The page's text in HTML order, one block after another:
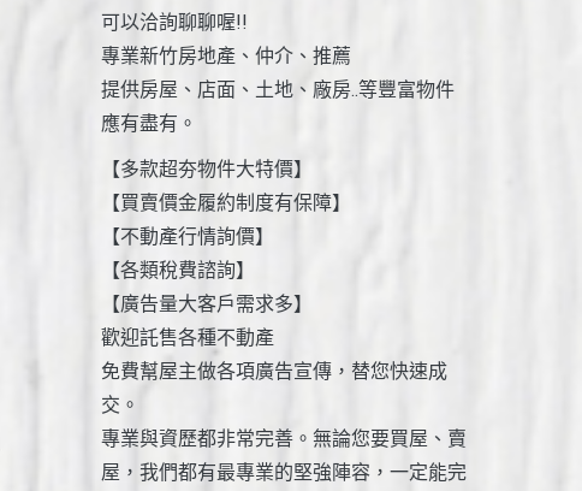
可以洽詢聊聊喔!!
專業新竹房地產、仲介、推薦
提供房屋、店面、土地、廠房..等豐富物件
應有盡有。
【多款超夯物件大特價】
【買賣價金履約制度有保障】
【不動產行情詢價】
【各類稅費諮詢】
【廣告量大客戶需求多】
歡迎託售各種不動產
免費幫屋主做各項廣告宣傳，替您快速成
交。
專業與資歷都非常完善。無論您要買屋、賣
屋，我們都有最專業的堅強陣容，一定能完